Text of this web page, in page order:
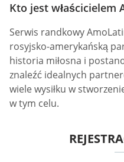
Kto jest właścicielem
Serwis randkowy
rosyjsko-amerykańską
historia miłosna i
znaleźć idealnych
wiele wysiłku w
w tym celu.